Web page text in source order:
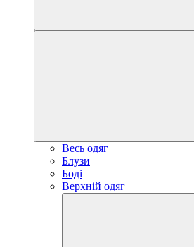
Весь одяг
Блузи
Боді
Верхній одяг